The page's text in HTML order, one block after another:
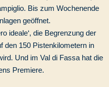
Bis zum Wochenende
geöffnet.
ideale‘, die Begrenzung der
den 150 Pistenkilometern in
Und im Val di Fassa hat die
Premiere.